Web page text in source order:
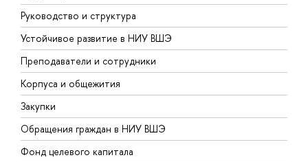
Руководство и структура
Устойчивое развитие в НИУ ВШЭ
Преподаватели и сотрудники
Корпуса и общежития
Закупки
Обращения граждан в НИУ ВШЭ
Фонд целевого капитала